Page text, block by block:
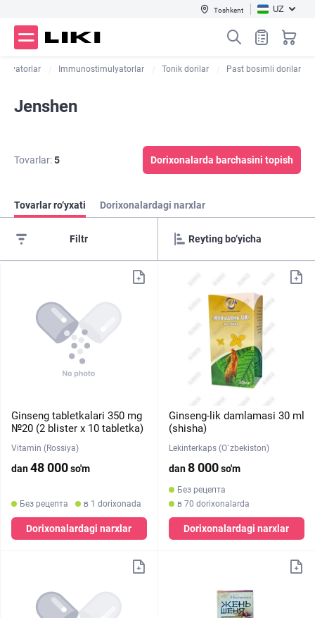
Toshkent UZ
Immunostimulyatorlar Tonik dorilar Past bosimli dorilar
Jenshen
Tovarlar:5 Dorixonalarda barchasini topish
Tovarlar ro‘yxati Dorixonalardagi narxlar
Filtr
Ginseng tabletkalari 350 mg
№20 (2 blister х 10 tabletka)
Vitamin (Rossiya)
dan48 000so'm
Без рецепта в 1 dorixonada
Dorixonalardagi narxlar
Ginseng-lik damlamasi 30 ml
(shisha)
Lekinterkaps (O`zbekiston)
dan8 000so'm
Без рецепта
в 70 dorixonalarda
Dorixonalardagi narxlar